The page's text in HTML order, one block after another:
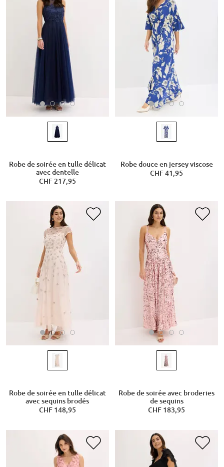
Robe de soirée en tulle délicat
avec dentelle
CHF 217,95
Robe douce en jersey viscose
CHF 41,95
Robe de soirée en tulle délicat
avec sequins brodés
CHF 148,95
Robe de soirée avec broderies
de sequins
CHF 183,95